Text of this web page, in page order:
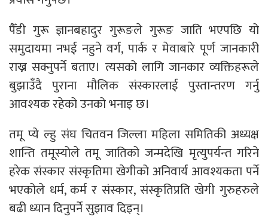
पैँडी गुरू ज्ञानबहादुर गुरूङले गुरूङ जाति भएपछि यो
समुदायमा नभई नहुने वर्ग, पार्क र मेवाबारे पूर्ण जानकारी
राख्न सक्नुपर्ने बताए। त्यसको लागि जानकार व्यक्तिहरूले
बुझाउँदै पुराना मौलिक संस्कारलाई पुस्तान्तरण गर्नु
आवश्यक रहेको उनको भनाइ छ।
तमू प्ये ल्हु संघ चितवन जिल्ला महिला समितिकी अध्यक्ष
शान्ति तमूस्योले तमू जातिको जन्मदेखि मृत्युपर्यन्त गरिने
हरेक संस्कार संस्कृतिमा खेगीको अनिवार्य आवश्यकता पर्ने
भएकोले धर्म, कर्म र संस्कार, संस्कृतिप्रति खेगी गुरुहरुले
बढी ध्यान दिनुपर्ने सुझाव दिइन्।